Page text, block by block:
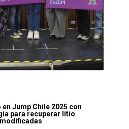
en Jump Chile 2025 con
para recuperar litio